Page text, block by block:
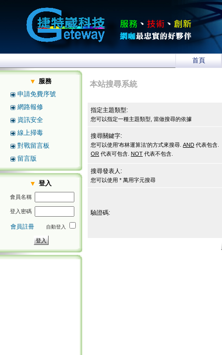
首頁
服務
申請免費序號
網路報修
資訊安全
線上掃毒
對戰留言板
留言版
登入
會員名稱
登入密碼
會員註冊 自動登入
本站搜尋系統
指定主題類型:
您可以指定一種主題類型, 當做搜尋的依據
搜尋關鍵字:
您可以使用'布林運算法'的方式來搜尋. AND 代表包含.
OR 代表可包含. NOT 代表不包含.
搜尋發表人:
您可以使用 * 萬用字元搜尋
驗證碼: